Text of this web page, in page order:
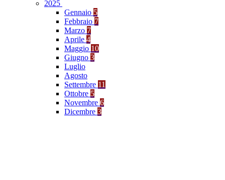
2025
Gennaio 5
Febbraio 7
Marzo 7
Aprile 4
Maggio 10
Giugno 3
Luglio
Agosto
Settembre 11
Ottobre 5
Novembre 6
Dicembre 3